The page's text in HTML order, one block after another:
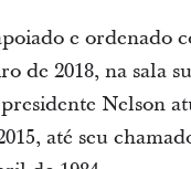
e ordenado
de 2018, na sala
Nelson
até seu